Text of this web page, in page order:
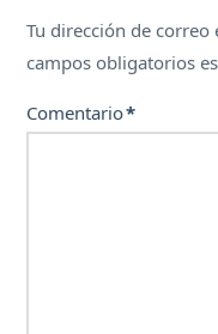
Tu dirección de
campos obligatorios
Comentario*